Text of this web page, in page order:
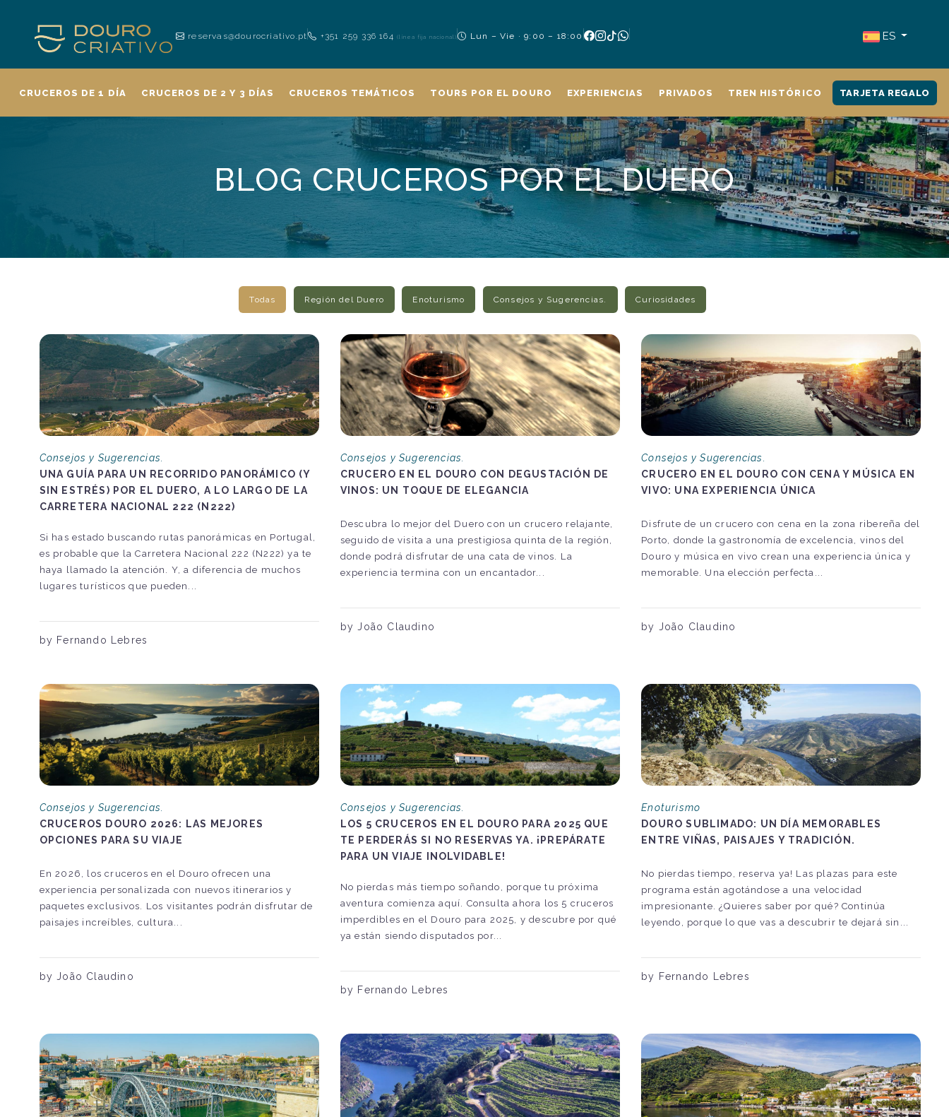
reservas@dourocriativo.pt +351 259 336 164(línea fija nacional) Lun – Vie · 9:00 – 18:00 ES
CRUCEROS DE 1 DÍA CRUCEROS DE 2 Y 3 DÍAS CRUCEROS TEMÁTICOS TOURS POR EL DOURO EXPERIENCIAS PRIVADOS TREN HISTÓRICO TARJETA REGALO
BLOG CRUCEROS POR EL DUERO
Todas Región del Duero Enoturismo Consejos y Sugerencias. Curiosidades
Consejos y Sugerencias.
UNA GUÍA PARA UN RECORRIDO PANORÁMICO (Y
SIN ESTRÉS) POR EL DUERO, A LO LARGO DE LA
CARRETERA NACIONAL 222 (N222)
Si has estado buscando rutas panorámicas en Portugal,
es probable que la Carretera Nacional 222 (N222) ya te
haya llamado la atención. Y, a diferencia de muchos
lugares turísticos que pueden...
by Fernando Lebres
Consejos y Sugerencias.
CRUCERO EN EL DOURO CON DEGUSTACIÓN DE
VINOS: UN TOQUE DE ELEGANCIA
Descubra lo mejor del Duero con un crucero relajante,
seguido de visita a una prestigiosa quinta de la región,
donde podrá disfrutar de una cata de vinos. La
experiencia termina con un encantador...
by João Claudino
Consejos y Sugerencias.
CRUCERO EN EL DOURO CON CENA Y MÚSICA EN
VIVO: UNA EXPERIENCIA ÚNICA
Disfrute de un crucero con cena en la zona ribereña del
Porto, donde la gastronomía de excelencia, vinos del
Douro y música en vivo crean una experiencia única y
memorable. Una elección perfecta...
by João Claudino
Consejos y Sugerencias.
CRUCEROS DOURO 2026: LAS MEJORES
OPCIONES PARA SU VIAJE
En 2026, los cruceros en el Douro ofrecen una
experiencia personalizada con nuevos itinerarios y
paquetes exclusivos. Los visitantes podrán disfrutar de
paisajes increíbles, cultura...
by João Claudino
Consejos y Sugerencias.
LOS 5 CRUCEROS EN EL DOURO PARA 2025 QUE
TE PERDERÁS SI NO RESERVAS YA. ¡PREPÁRATE
PARA UN VIAJE INOLVIDABLE!
No pierdas más tiempo soñando, porque tu próxima
aventura comienza aquí. Consulta ahora los 5 cruceros
imperdibles en el Douro para 2025, y descubre por qué
ya están siendo disputados por...
by Fernando Lebres
Enoturismo
DOURO SUBLIMADO: UN DÍA MEMORABLES
ENTRE VIÑAS, PAISAJES Y TRADICIÓN.
No pierdas tiempo, reserva ya! Las plazas para este
programa están agotándose a una velocidad
impresionante. ¿Quieres saber por qué? Continúa
leyendo, porque lo que vas a descubrir te dejará sin...
by Fernando Lebres